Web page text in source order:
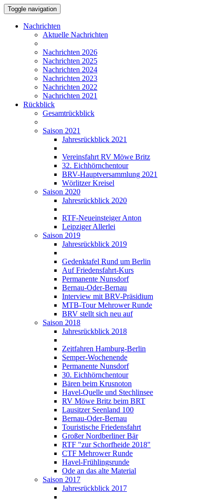
Toggle navigation
Nachrichten
Aktuelle Nachrichten
Nachrichten 2026
Nachrichten 2025
Nachrichten 2024
Nachrichten 2023
Nachrichten 2022
Nachrichten 2021
Rückblick
Gesamtrückblick
Saison 2021
Jahresrückblick 2021
Vereinsfahrt RV Möwe Britz
32. Eichhörnchentour
BRV-Hauptversammlung 2021
Wörlitzer Kreisel
Saison 2020
Jahresrückblick 2020
RTF-Neueinsteiger Anton
Leipziger Allerlei
Saison 2019
Jahresrückblick 2019
Gedenktafel Rund um Berlin
Auf Friedensfahrt-Kurs
Permanente Nunsdorf
Bernau-Oder-Bernau
Interview mit BRV-Präsidium
MTB-Tour Mehrower Runde
BRV stellt sich neu auf
Saison 2018
Jahresrückblick 2018
Zeitfahren Hamburg-Berlin
Semper-Wochenende
Permanente Nunsdorf
30. Eichhörnchentour
Bären beim Krusnoton
Havel-Quelle und Stechlinsee
RV Möwe Britz beim BRT
Lausitzer Seenland 100
Bernau-Oder-Bernau
Touristische Friedensfahrt
Großer Nordberliner Bär
RTF "zur Schorfheide 2018"
CTF Mehrower Runde
Havel-Frühlingsrunde
Ode an das alte Material
Saison 2017
Jahresrückblick 2017